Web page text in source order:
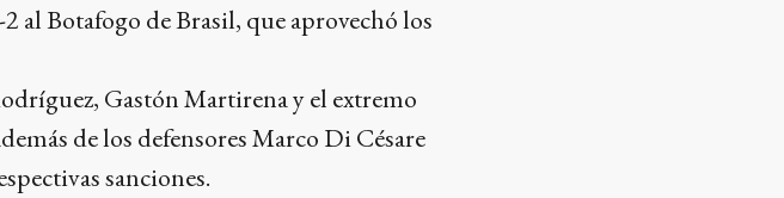
Botafogo de Brasil, que aprovechó los
Gastón Martirena y el extremo
de los defensores Marco Di Césare
sanciones.